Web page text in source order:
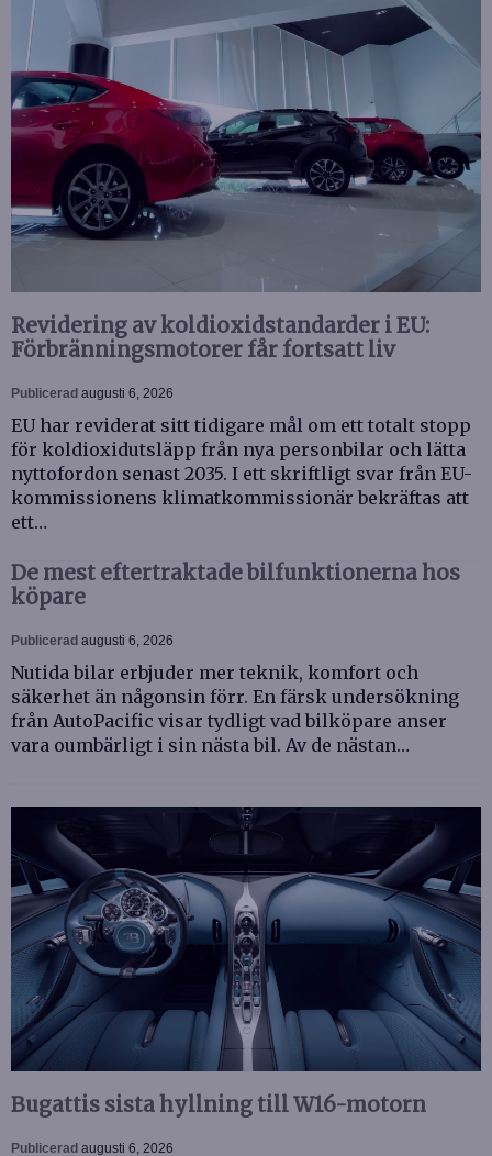
Revidering av koldioxidstandarder i EU:
Förbränningsmotorer får fortsatt liv
Publicerad augusti 6, 2026
EU har reviderat sitt tidigare mål om ett totalt stopp
för koldioxidutsläpp från nya personbilar och lätta
nyttofordon senast 2035. I ett skriftligt svar från EU-
kommissionens klimatkommissionär bekräftas att
ett…
De mest eftertraktade bilfunktionerna hos
köpare
Publicerad augusti 6, 2026
Nutida bilar erbjuder mer teknik, komfort och
säkerhet än någonsin förr. En färsk undersökning
från AutoPacific visar tydligt vad bilköpare anser
vara oumbärligt i sin nästa bil. Av de nästan…
Bugattis sista hyllning till W16-motorn
Publicerad augusti 6, 2026